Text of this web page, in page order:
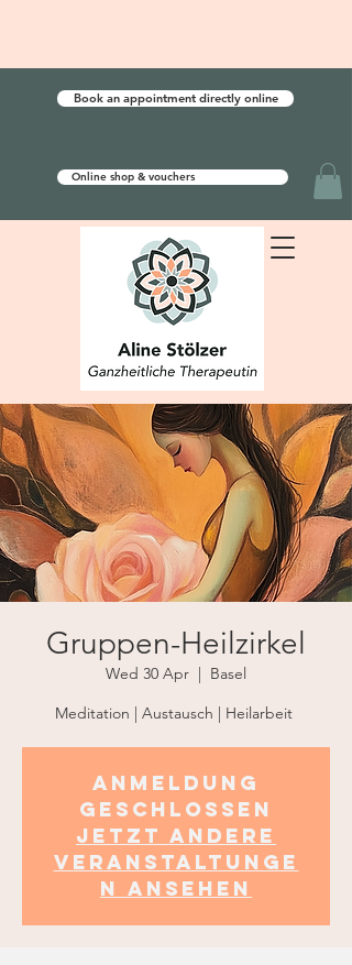
Book an appointment directly online
Online shop & vouchers
Gruppen-Heilzirkel
Wed 30 Apr
Basel
Meditation | Austausch | Heilarbeit
Anmeldung
geschlossen
Jetzt andere
Veranstaltunge
n ansehen